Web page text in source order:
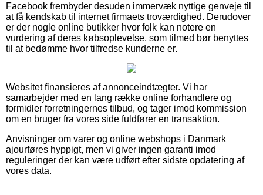
Facebook frembyder desuden immervæk nyttige genveje til
at få kendskab til internet firmaets troværdighed. Derudover
er der nogle online butikker hvor folk kan notere en
vurdering af deres købsoplevelse, som tilmed bør benyttes
til at bedømme hvor tilfredse kunderne er.
Websitet finansieres af annonceindtægter. Vi har
samarbejder med en lang række online forhandlere og
formidler forretningernes tilbud, og tager imod kommission
om en bruger fra vores side fuldfører en transaktion.
Anvisninger om varer og online webshops i Danmark
ajourføres hyppigt, men vi giver ingen garanti imod
reguleringer der kan være udført efter sidste opdatering af
vores data.